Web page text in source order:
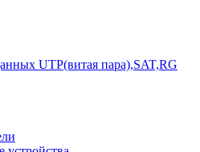
UTP(витая пара),SAT,RG